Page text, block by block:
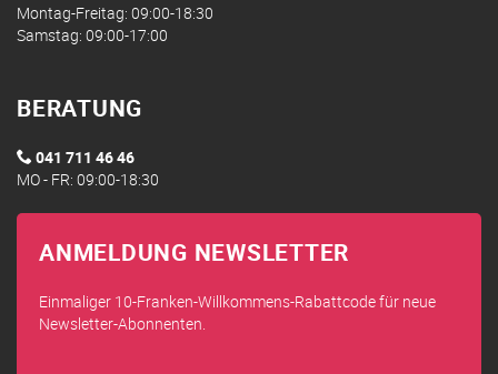
Montag-Freitag: 09:00-18:30
Samstag: 09:00-17:00
BERATUNG
041 711 46 46
MO - FR: 09:00-18:30
ANMELDUNG NEWSLETTER
Einmaliger 10-Franken-Willkommens-Rabattcode für neue
Newsletter-Abonnenten.